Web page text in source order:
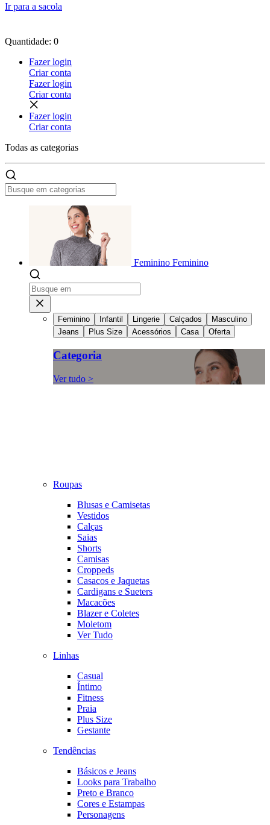
Ir para a sacola
Quantidade: 0
Fazer login
Criar conta
Fazer login
Criar conta
Fazer login
Criar conta
Todas as categorias
Feminino Feminino
Feminino Infantil Lingerie Calçados
Masculino
Jeans
Plus Size Acessórios Casa Oferta
Categoria
Ver tudo >
Roupas
Blusas e Camisetas
Vestidos
Calças
Saias
Shorts
Camisas
Croppeds
Casacos e Jaquetas
Cardigans e Sueters
Macacões
Blazer e Coletes
Moletom
Ver Tudo
Linhas
Casual
Íntimo
Fitness
Praia
Plus Size
Gestante
Tendências
Básicos e Jeans
Looks para Trabalho
Preto e Branco
Cores e Estampas
Personagens